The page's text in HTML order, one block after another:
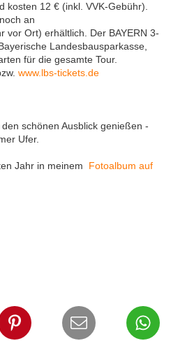
kosten 12 € (inkl. VVK-Gebühr).
an
vor Ort) erhältlich. Der BAYERN 3-
Landesbausparkasse,
für die gesamte Tour.
www.lbs-tickets.de
schönen Ausblick genießen -
Ufer.
Jahr in meinem Fotoalbum auf